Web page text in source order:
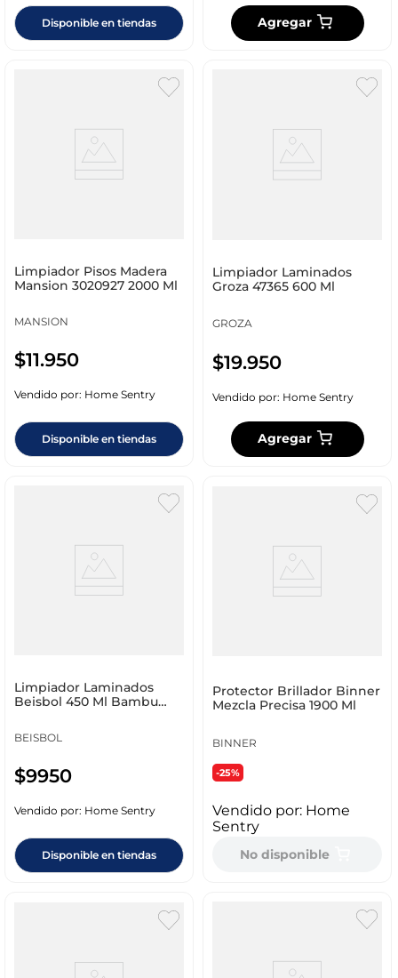
Disponible en tiendas Agregar
Limpiador Pisos Madera
Mansion 3020927 2000 Ml
MANSION
$11.950
Vendido por: Home Sentry
Disponible en tiendas
Limpiador Laminados
Groza 47365 600 Ml
GROZA
$19.950
Vendido por: Home Sentry
Agregar
Limpiador Laminados
Beisbol 450 Ml Bambu
BEISBOL
$9950
Vendido por: Home Sentry
Disponible en tiendas
Protector Brillador Binner
Mezcla Precisa 1900 Ml
BINNER
-25%
Vendido por: Home
Sentry
No disponible